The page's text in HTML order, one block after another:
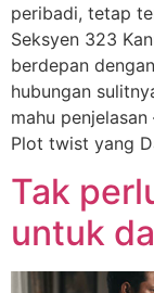
peribadi, tetap
Seksyen 323
berdepan
hubungan
mahu
Plot twist yang
Tak
untuk